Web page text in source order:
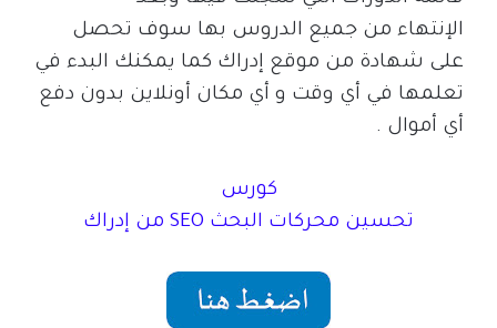
الإنتهاء من جميع الدروس بها سوف تحصل
على شهادة من موقع إدراك كما يمكنك البدء في
تعلمها في أي وقت و أي مكان أونلاين بدون دفع
أي أموال .
كورس
تحسين محركات البحثSEO من إدراك